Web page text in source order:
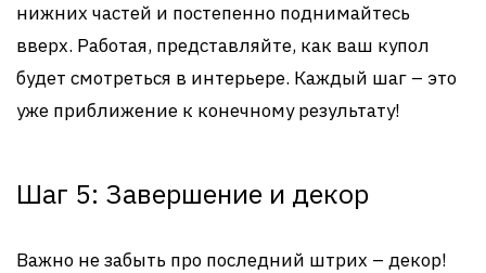
нижних частей и постепенно поднимайтесь
вверх. Работая, представляйте, как ваш купол
будет смотреться в интерьере. Каждый шаг – это
уже приближение к конечному результату!
Шаг 5: Завершение и декор
Важно не забыть про последний штрих – декор!